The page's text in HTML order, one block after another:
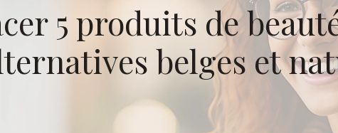
5 produits de
belges et